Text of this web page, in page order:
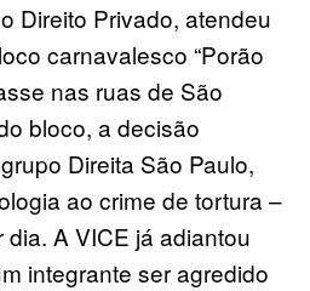
Direito Privado, atendeu
carnavalesco “Porão
nas ruas de São
bloco, a decisão
Direita São Paulo,
ao crime de tortura –
A VICE já adiantou
integrante ser agredido